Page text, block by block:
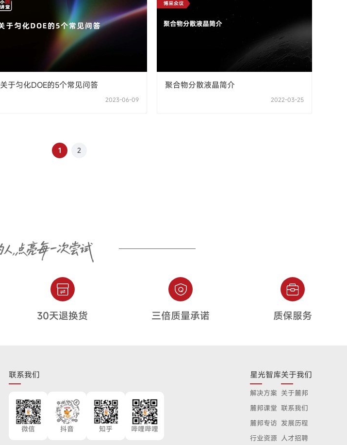
关于匀化DOE的5个常见问答
2023-06-09
聚合物分散液晶简介
2022-03-25
1 2
30天退换货 三倍质量承诺 质保服务
联系我们
微信 抖音 知乎 哔哩哔哩
星光智库
解决方案
麓邦课堂
麓邦专访
行业资源
关于我们
关于麓邦
联系我们
发展历程
人才招聘